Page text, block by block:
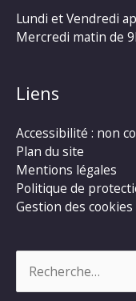
Lundi et Vendredi
Mercredi matin de
Liens
Accessibilité : non
Plan du site
Mentions légales
Politique de
Gestion des cookies